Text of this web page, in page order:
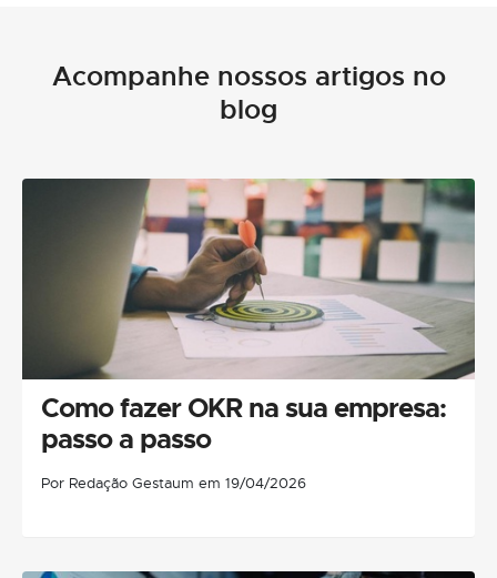
Acompanhe nossos artigos no
blog
Como fazer OKR na sua empresa:
passo a passo
Por Redação Gestaum em 19/04/2026